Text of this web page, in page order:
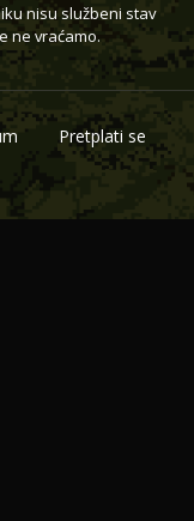
nisu službeni stav
ne vraćamo.
Pretplati se